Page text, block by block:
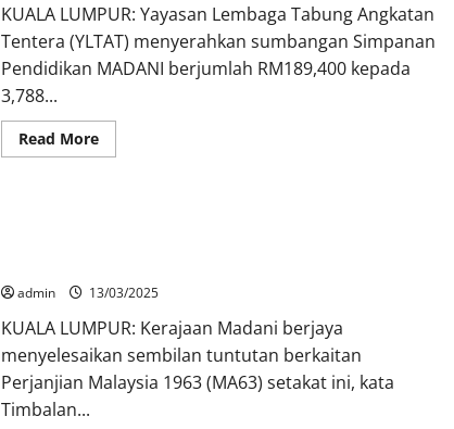
KUALA LUMPUR: Yayasan Lembaga Tabung Angkatan
Tentera (YLTAT) menyerahkan sumbangan Simpanan
Pendidikan MADANI berjumlah RM189,400 kepada
3,788...
Read More
admin 13/03/2025
KUALA LUMPUR: Kerajaan Madani berjaya
menyelesaikan sembilan tuntutan berkaitan
Perjanjian Malaysia 1963 (MA63) setakat ini, kata
Timbalan...